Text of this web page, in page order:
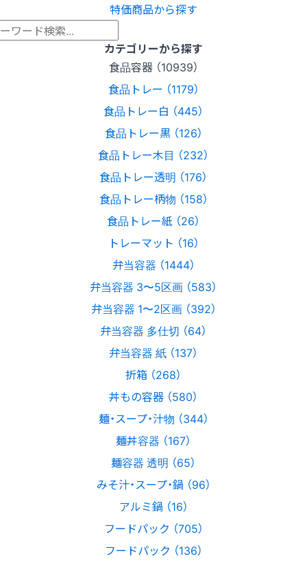
特価商品から探す
カテゴリーから探す
食品容器 （10939）
食品トレー （1179）
食品トレー白 （445）
食品トレー黒 （126）
食品トレー木目 （232）
食品トレー透明 （176）
食品トレー柄物 （158）
食品トレー紙 （26）
トレーマット （16）
弁当容器 （1444）
弁当容器 3〜5区画 （583）
弁当容器 1〜2区画 （392）
弁当容器 多仕切 （64）
弁当容器 紙 （137）
折箱 （268）
丼もの容器 （580）
麺・スープ・汁物 （344）
麺丼容器 （167）
麺容器 透明 （65）
みそ汁・スープ・鍋 （96）
アルミ鍋 （16）
フードパック （705）
フードパック （136）